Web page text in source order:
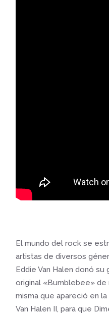
El mundo del rock se
artistas de diversos
Eddie Van Halen donó su
original «Bumblebee» de
misma que apareció en
Van Halen II, para que